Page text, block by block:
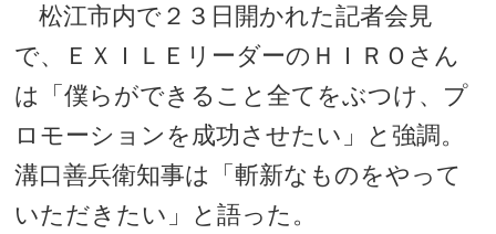
松江市内で２３日開かれた記者会見
で、ＥＸＩＬＥリーダーのＨＩＲＯさん
は「僕らができること全てをぶつけ、プ
ロモーションを成功させたい」と強調。
溝口善兵衛知事は「斬新なものをやって
いただきたい」と語った。